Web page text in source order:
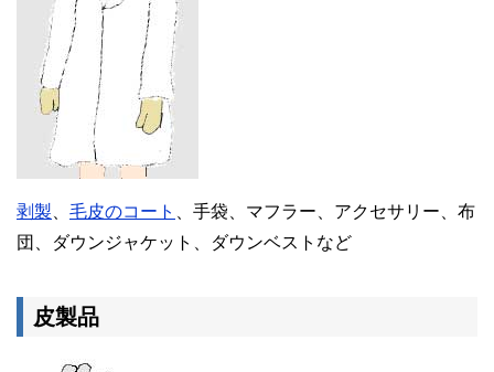
剥製 毛皮のコート
、手袋、マフラー、アクセサリー、布
団、ダウンジャケット、ダウンベストなど
皮製品